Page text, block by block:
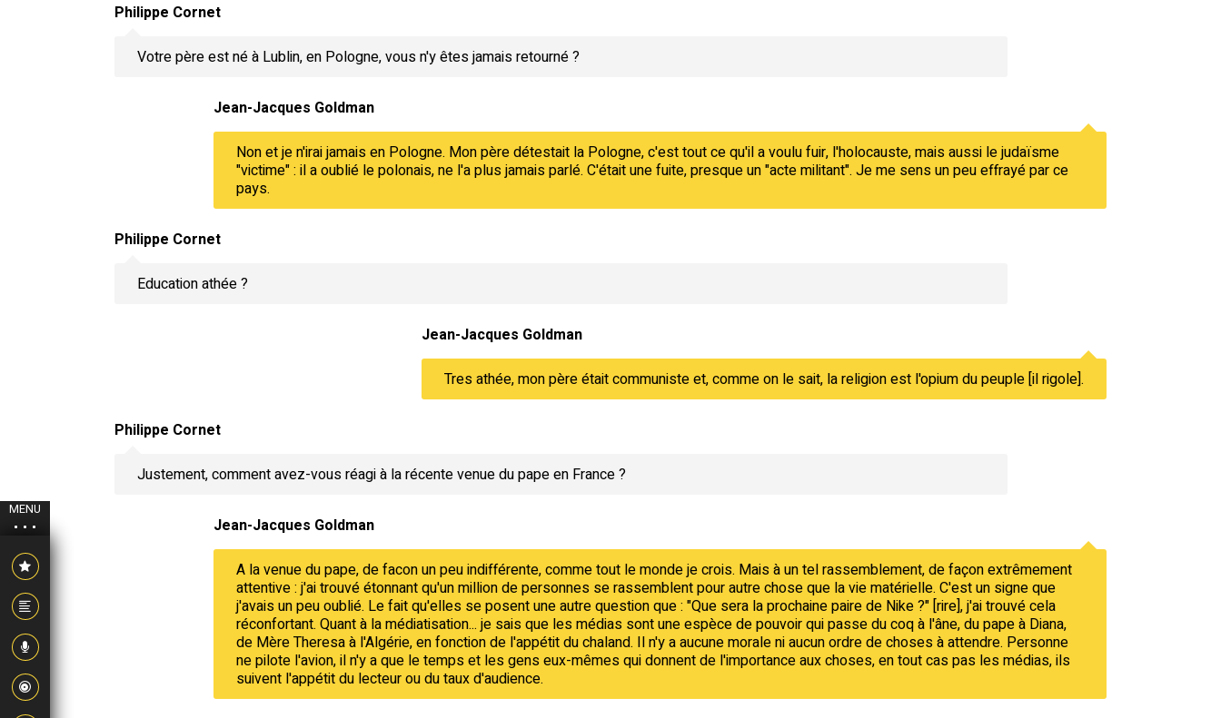
MENU
Philippe Cornet
Votre père est né à Lublin, en Pologne, vous n'y êtes jamais retourné ?
Jean-Jacques Goldman
Non et je n'irai jamais en Pologne. Mon père détestait la Pologne, c'est tout ce qu'il a voulu fuir, l'holocauste, mais aussi le judaïsme
"victime" : il a oublié le polonais, ne l'a plus jamais parlé. C'était une fuite, presque un "acte militant". Je me sens un peu effrayé par ce
pays.
Philippe Cornet
Education athée ?
Jean-Jacques Goldman
Tres athée, mon père était communiste et, comme on le sait, la religion est l'opium du peuple [il rigole].
Philippe Cornet
Justement, comment avez-vous réagi à la récente venue du pape en France ?
Jean-Jacques Goldman
A la venue du pape, de facon un peu indifférente, comme tout le monde je crois. Mais à un tel rassemblement, de façon extrêmement
attentive : j'ai trouvé étonnant qu'un million de personnes se rassemblent pour autre chose que la vie matérielle. C'est un signe que
j'avais un peu oublié. Le fait qu'elles se posent une autre question que : "Que sera la prochaine paire de Nike ?" [rire], j'ai trouvé cela
réconfortant. Quant à la médiatisation... je sais que les médias sont une espèce de pouvoir qui passe du coq à l'âne, du pape à Diana,
de Mère Theresa à l'Algérie, en fonction de l'appétit du chaland. Il n'y a aucune morale ni aucun ordre de choses à attendre. Personne
ne pilote l'avion, il n'y a que le temps et les gens eux-mêmes qui donnent de l'importance aux choses, en tout cas pas les médias, ils
suivent l'appétit du lecteur ou du taux d'audience.